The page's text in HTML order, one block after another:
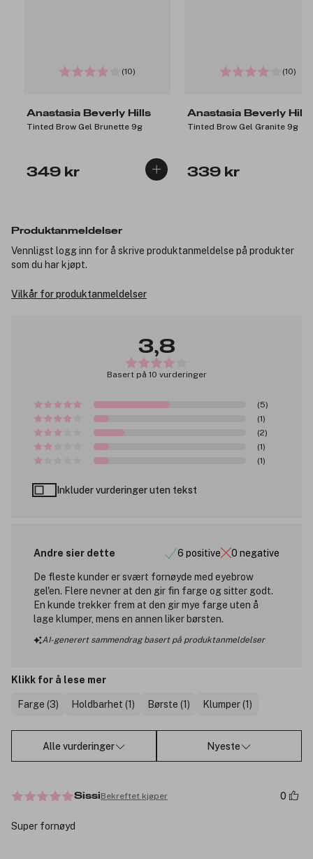
(10)
Anastasia Beverly Hills
Tinted Brow Gel Brunette 9g
349 kr
(10)
Anastasia Beverly Hills
Tinted Brow Gel Granite 9g
339 kr
Produktanmeldelser
Vennligst logg inn for å skrive produktanmeldelse på produkter
som du har kjøpt.
Vilkår for produktanmeldelser
3,8
Basert på 10 vurderinger
(5)
(1)
(2)
(1)
(1)
Inkluder vurderinger uten tekst
Andre sier dette 6 positive 0 negative
De fleste kunder er svært fornøyde med eyebrow
gel'en. Flere nevner at den gir fin farge og sitter godt.
En kunde trekker frem at den gir mye farge uten å
lage klumper, mens en annen liker børsten.
AI-generert sammendrag basert på produktanmeldelser
Klikk for å lese mer
Farge (3) Holdbarhet (1) Børste (1) Klumper (1)
Alle vurderinger Nyeste
SissiBekreftet kjøper 0
Super fornøyd